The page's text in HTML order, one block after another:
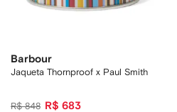
Barbour
Jaqueta Thornproof x Paul Smith
R$ 848 R$ 683